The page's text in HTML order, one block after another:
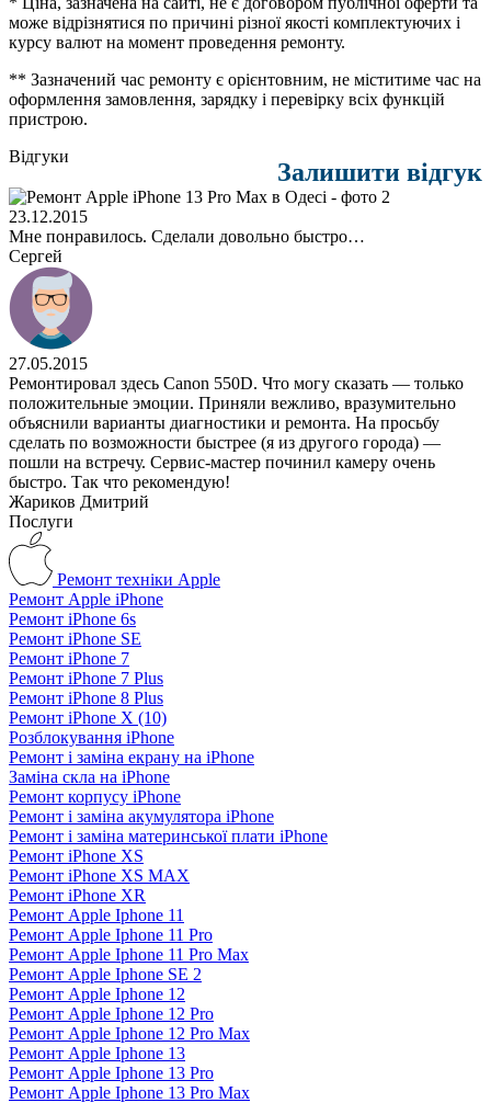
може відрізнятися по причині різної якості комплектуючих і
курсу валют на момент проведення ремонту.
** Зазначений час ремонту є орієнтовним, не міститиме час на
оформлення замовлення, зарядку і перевірку всіх функцій
пристрою.
Залишити відгук
Відгуки
23.12.2015
Мне понравилось. Сделали довольно быстро…
Сергей
27.05.2015
Ремонтировал здесь Canon 550D. Что могу сказать — только
положительные эмоции. Приняли вежливо, вразумительно
объяснили варианты диагностики и ремонта. На просьбу
сделать по возможности быстрее (я из другого города) —
пошли на встречу. Сервис-мастер починил камеру очень
быстро. Так что рекомендую!
Жариков Дмитрий
Послуги
Ремонт техніки Apple
Ремонт Apple iPhone
Ремонт iPhone 6s
Ремонт iPhone SE
Ремонт iPhone 7
Ремонт iPhone 7 Plus
Ремонт iPhone 8 Plus
Ремонт iPhone X (10)
Розблокування iPhone
Ремонт і заміна екрану на iPhone
Заміна скла на iPhone
Ремонт корпусу iPhone
Ремонт і заміна акумулятора iPhone
Ремонт і заміна материнської плати iPhone
Ремонт iPhone XS
Ремонт iPhone XS MAX
Ремонт iPhone XR
Ремонт Apple Iphone 11
Ремонт Apple Iphone 11 Pro
Ремонт Apple Iphone 11 Pro Max
Ремонт Apple Iphone SE 2
Ремонт Apple Iphone 12
Ремонт Apple Iphone 12 Pro
Ремонт Apple Iphone 12 Pro Max
Ремонт Apple Iphone 13
Ремонт Apple Iphone 13 Pro
Ремонт Apple Iphone 13 Pro Max